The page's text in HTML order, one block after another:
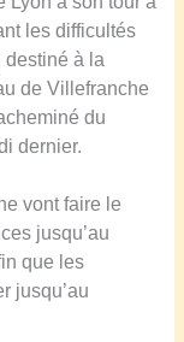
les difficultés
destiné à la
de Villefranche
du
dernier.
vont faire le
jusqu’au
que les
jusqu’au